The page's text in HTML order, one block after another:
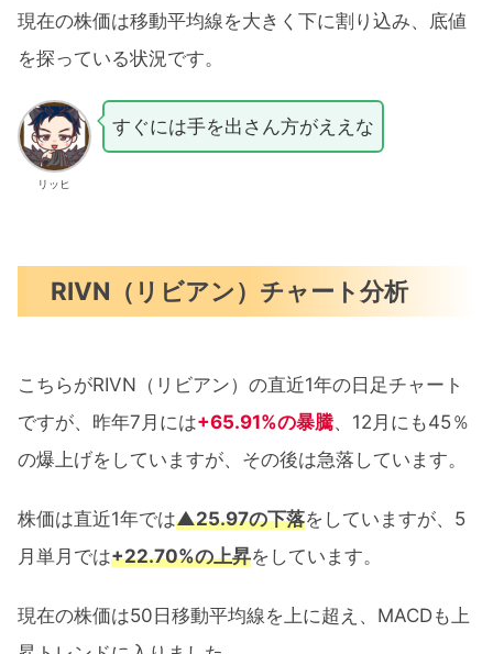
現在の株価は移動平均線を大きく下に割り込み、底値
を探っている状況です。
リッヒ
すぐには手を出さん方がええな
RIVN（リビアン）チャート分析
こちらがRIVN（リビアン）の直近1年の日足チャート
ですが、昨年7月には+65.91%の暴騰、12月にも45％
の爆上げをしていますが、その後は急落しています。
株価は直近1年では▲25.97の下落をしていますが、5
月単月では+22.70%の上昇をしています。
現在の株価は50日移動平均線を上に超え、MACDも上